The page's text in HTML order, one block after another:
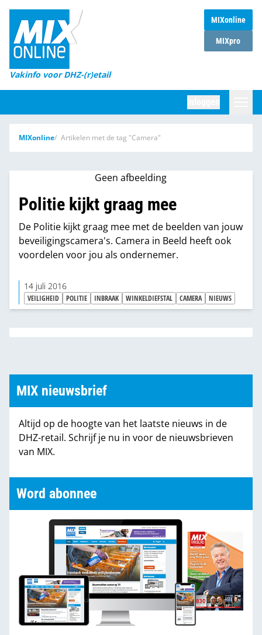
MIXonline
MIXpro
Vakinfo voor DHZ-(r)etail
Home
Magazines
DHZ Sessie
Marktcijfers
Word abonnee
Partners
MIXonline Artikelen met de tag "Camera"
Geen afbeelding
Politie kijkt graag mee
De Politie kijkt graag mee met de beelden van jouw
beveiligingscamera's. Camera in Beeld heeft ook
voordelen voor jou als ondernemer.
14 juli 2016
VEILIGHEID POLITIE INBRAAK WINKELDIEFSTAL CAMERA NIEUWS
MIX nieuwsbrief
Altijd op de hoogte van het laatste nieuws in de
DHZ-retail. Schrijf je nu in voor de nieuwsbrieven
van MIX.
Word abonnee